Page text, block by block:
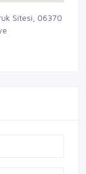
Sitesi, 06370